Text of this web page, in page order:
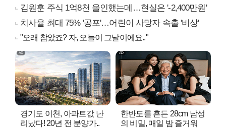
김원훈 주식 1억8천 올인했는데…현실은 '-2,400만원'
치사율 최대 75% '공포'…어린이 사망자 속출 '비상'
"오래 참았죠? 자, 오늘이 그날이에요.."
경기도 이천, 아파트값 난
리났다! 20년 전 분양가..
한반도를 흔든 28cm 남성
의 비밀, 매일 밤 즐거워